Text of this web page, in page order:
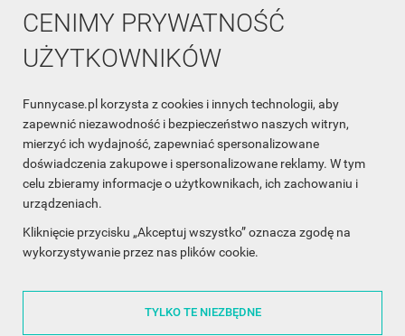
CENIMY PRYWATNOŚĆ
UŻYTKOWNIKÓW
Funnycase.pl korzysta z cookies i innych technologii, aby
zapewnić niezawodność i bezpieczeństwo naszych witryn,
mierzyć ich wydajność, zapewniać spersonalizowane
doświadczenia zakupowe i spersonalizowane reklamy. W tym
celu zbieramy informacje o użytkownikach, ich zachowaniu i
urządzeniach.
Kliknięcie przycisku „Akceptuj wszystko” oznacza zgodę na
wykorzystywanie przez nas plików cookie.
TYLKO TE NIEZBĘDNE
INFORMACJA O SKLEPIE
INFORMACJE
OBSŁUGA KLIENTA
WSPÓŁPRACA
ŚLEDŹ NAS NA FACEBOOKU